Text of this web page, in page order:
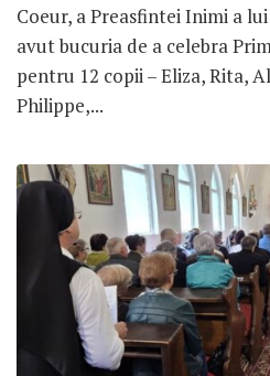
Coeur, a Preasfintei Inimi a
avut bucuria de a celebra
pentru 12 copii – Eliza, Rita,
Philippe,...